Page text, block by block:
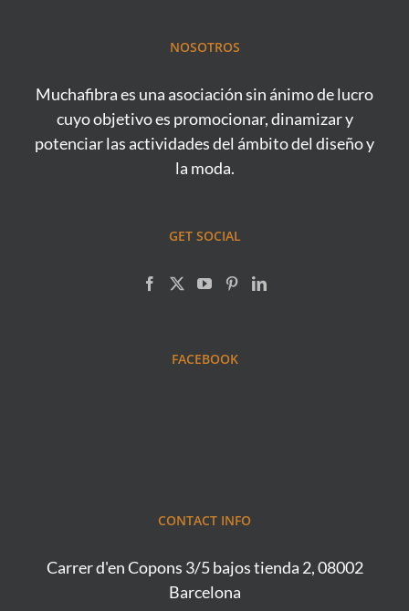
NOSOTROS
Muchafibra es una asociación sin ánimo de lucro
cuyo objetivo es promocionar, dinamizar y
potenciar las actividades del ámbito del diseño y
la moda.
GET SOCIAL
FACEBOOK
CONTACT INFO
Carrer d'en Copons 3/5 bajos tienda 2, 08002
Barcelona